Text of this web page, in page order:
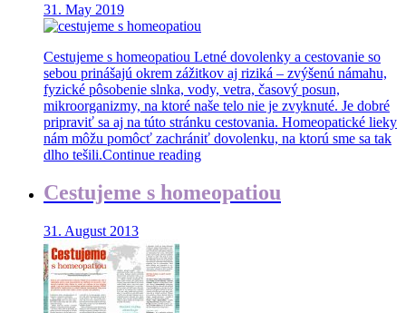
31. May 2019
Cestujeme s homeopatiou Letné dovolenky a cestovanie so
sebou prinášajú okrem zážitkov aj riziká – zvýšenú námahu,
fyzické pôsobenie slnka, vody, vetra, časový posun,
mikroorganizmy, na ktoré naše telo nie je zvyknuté. Je dobré
pripraviť sa aj na túto stránku cestovania. Homeopatické lieky
nám môžu pomôcť zachrániť dovolenku, na ktorú sme sa tak
dlho tešili.Continue reading
Cestujeme s homeopatiou
31. August 2013